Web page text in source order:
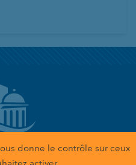
donne le contrôle sur ceux